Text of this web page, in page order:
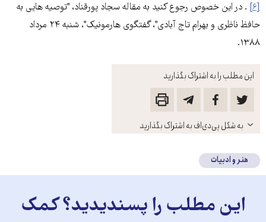
این مطلب را به اشتراک بگذارید
باز
کنید
به شکل پی‌دی‌اف به اشتراک بگذارید
[۶]
. در این خصوص رجوع کنید به مقاله سجاد پورقناد، "توصیه هایی به
حافظ ناظری و بهرام تاج آبادی"، گفتگوی هارمونیک"، شنبه ۲۴ مرداد
۱۳۸۸.
هنر و ادبیات
این مطلب را پسندیدید؟ کمک